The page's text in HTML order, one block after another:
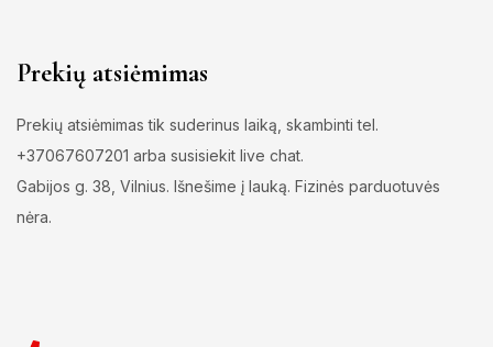
Prekių atsiėmimas
Prekių atsiėmimas tik suderinus laiką, skambinti tel.
+37067607201 arba susisiekit live chat.
Gabijos g. 38, Vilnius. Išnešime į lauką. Fizinės parduotuvės
nėra.